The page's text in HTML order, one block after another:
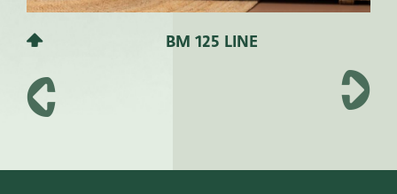
BM 125 LINE